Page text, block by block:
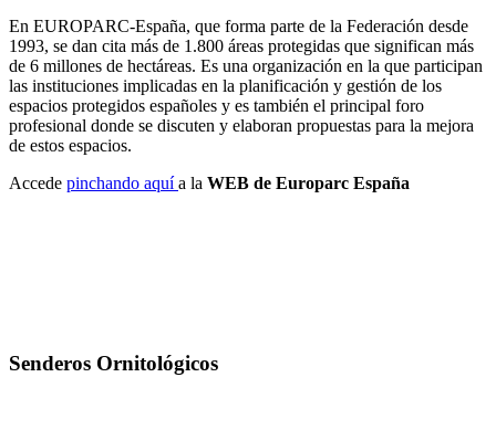
En EUROPARC-España, que forma parte de la Federación desde
1993, se dan cita más de 1.800 áreas protegidas que significan más
de 6 millones de hectáreas. Es una organización en la que participan
las instituciones implicadas en la planificación y gestión de los
espacios protegidos españoles y es también el principal foro
profesional donde se discuten y elaboran propuestas para la mejora
de estos espacios.
Accede pinchando aquía la WEB de Europarc España
Senderos Ornitológicos